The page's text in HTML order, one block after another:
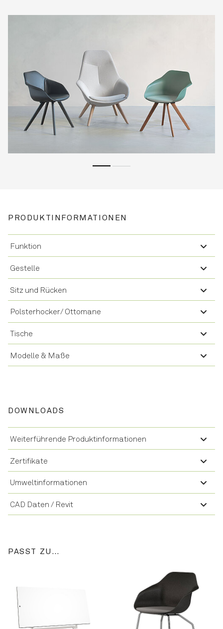
PRODUKTINFORMATIONEN
Funktion
Gestelle
Sitz und Rücken
Polsterhocker/ Ottomane
Tische
Modelle & Maße
DOWNLOADS
Weiterführende Produktinformationen
Zertifikate
Umweltinformationen
CAD Daten / Revit
PASST ZU…